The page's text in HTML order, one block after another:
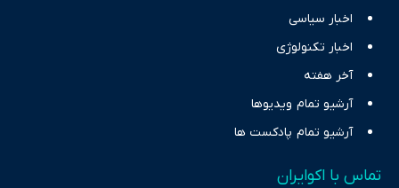
اخبار سیاسی
اخبار تکنولوژی
آخر هفته
آرشیو تمام ویدیوها
آرشیو تمام پادکست ها
تماس با اکوایران